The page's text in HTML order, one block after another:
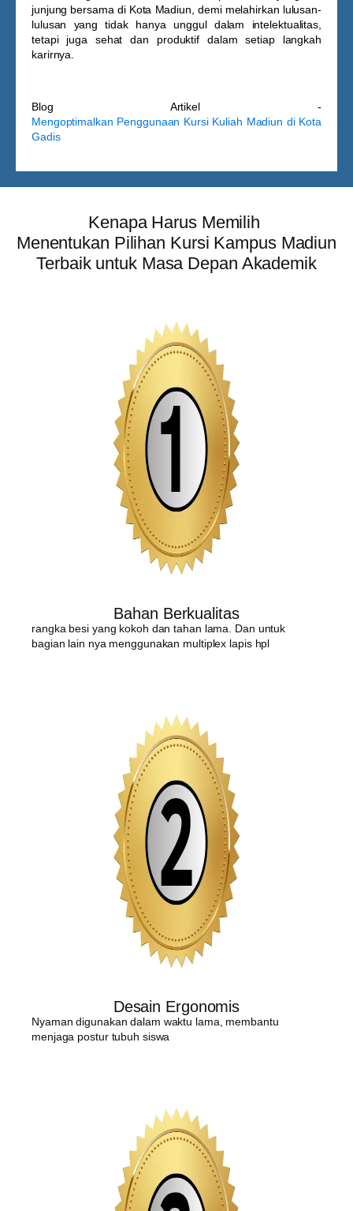
junjung bersama di Kota Madiun, demi melahirkan lulusan-
lulusan yang tidak hanya unggul dalam intelektualitas,
tetapi juga sehat dan produktif dalam setiap langkah
karirnya.
Blog Artikel -
Mengoptimalkan Penggunaan Kursi Kuliah Madiun di Kota
Gadis
Kenapa Harus Memilih
Menentukan Pilihan Kursi Kampus Madiun
Terbaik untuk Masa Depan Akademik
Bahan Berkualitas
rangka besi yang kokoh dan tahan lama. Dan untuk
bagian lain nya menggunakan multiplex lapis hpl
Desain Ergonomis
Nyaman digunakan dalam waktu lama, membantu
menjaga postur tubuh siswa